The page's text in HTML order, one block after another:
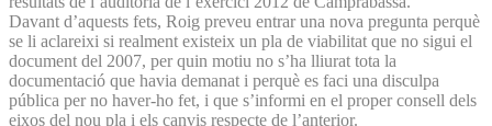
Davant d’aquests fets, Roig preveu entrar una nova pregunta perquè
se li aclareixi si realment existeix un pla de viabilitat que no sigui el
document del 2007, per quin motiu no s’ha lliurat tota la
documentació que havia demanat i perquè es faci una disculpa
pública per no haver-ho fet, i que s’informi en el proper consell dels
eixos del nou pla i els canvis respecte de l’anterior.